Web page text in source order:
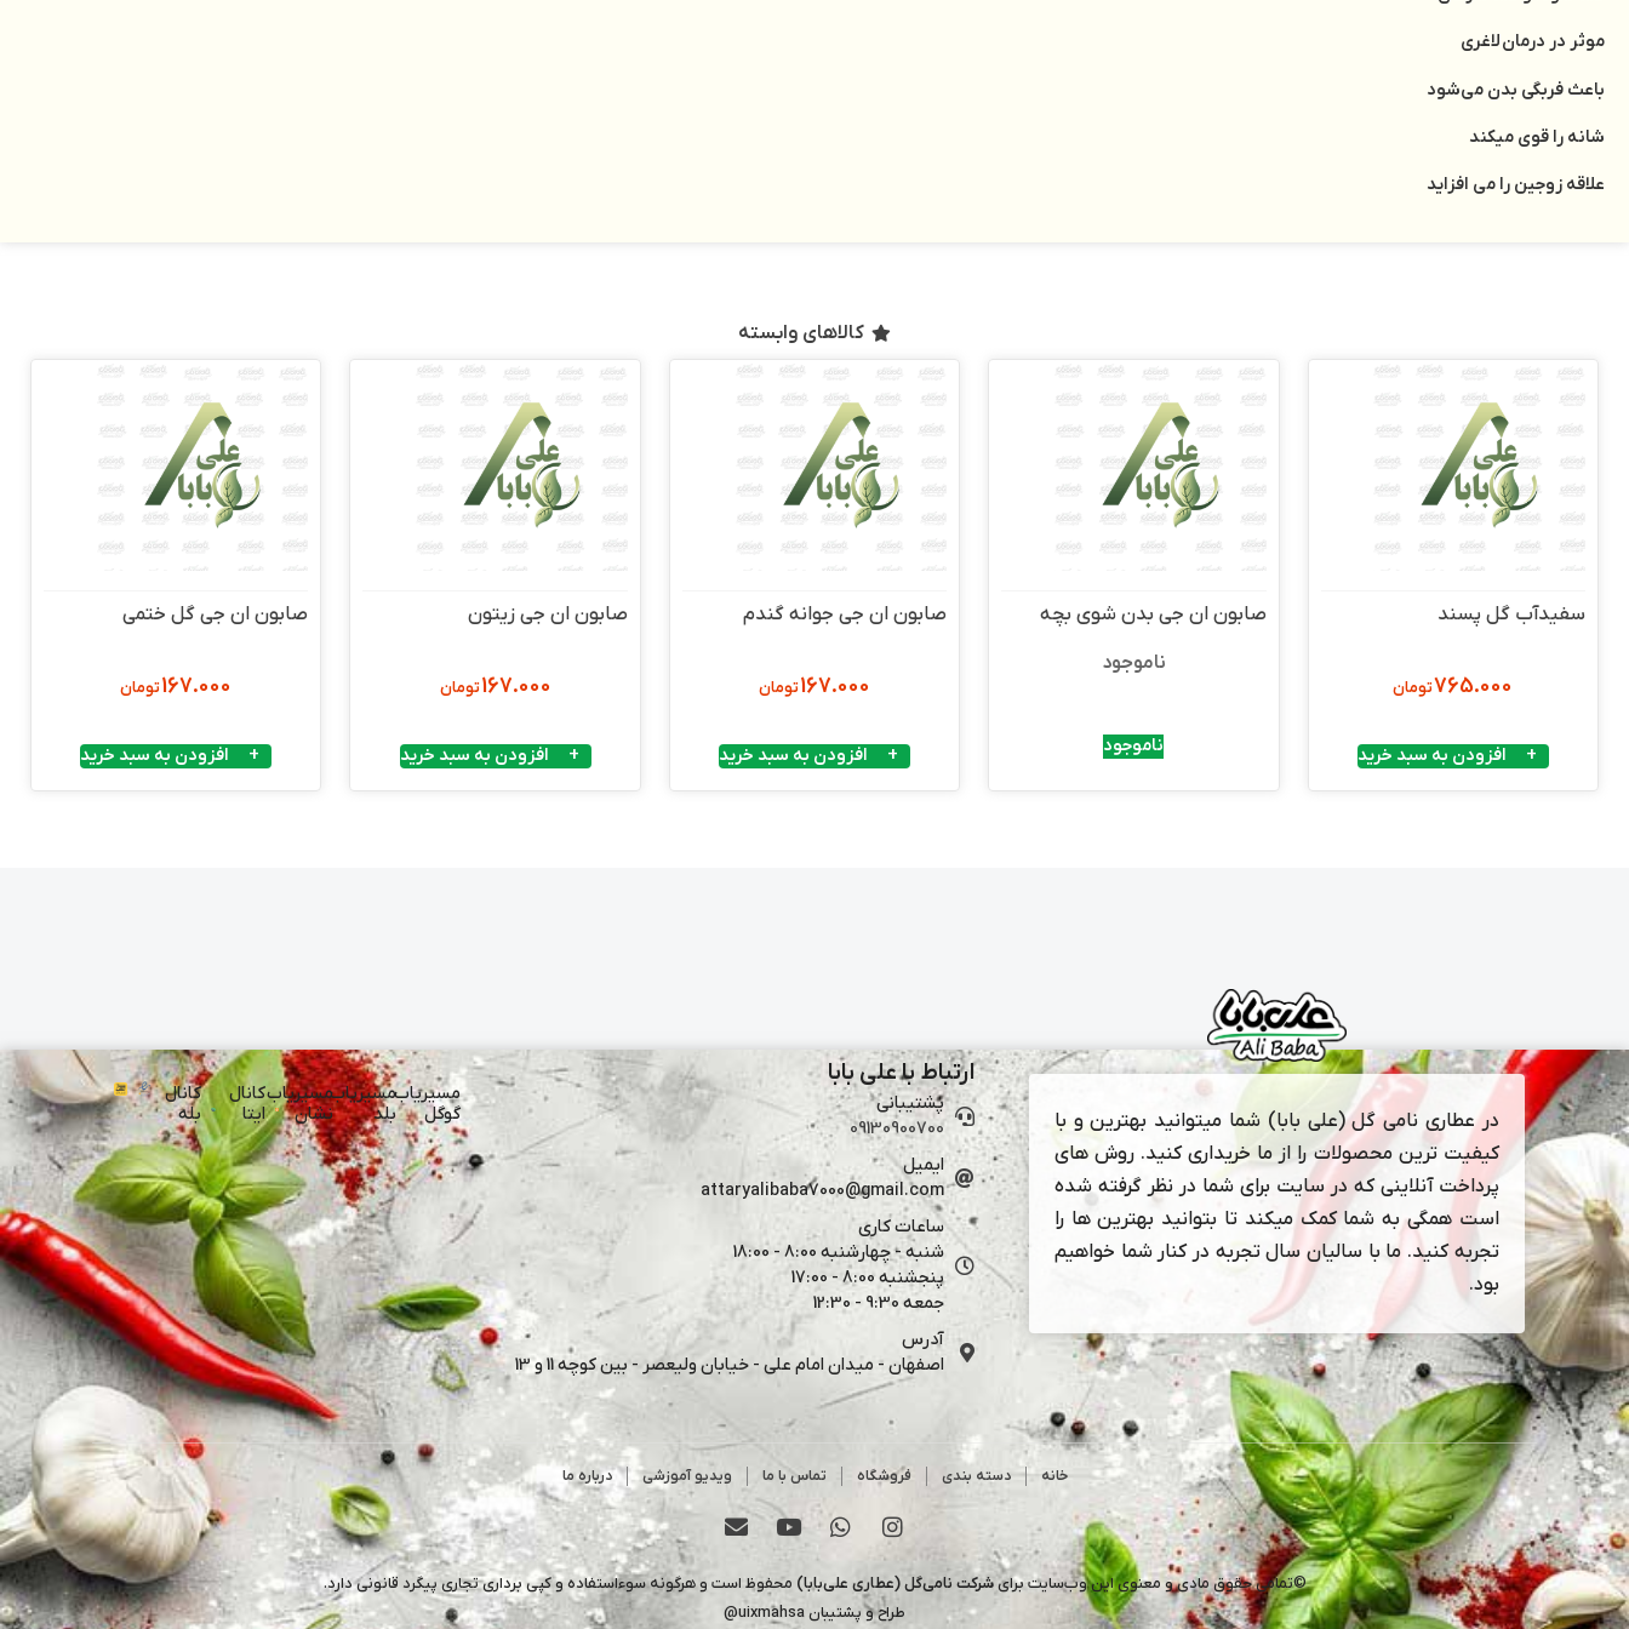
موثر در درمان لاغری
باعث فربگی بدن می‌شود
شانه را قوی میکند
علاقه زوجین را می افزاید
کالاهای وابسته
سفیدآب گل پسند
765.000تومان
افزودن به سبد خرید
صابون ان جی بدن شوی بچه
ناموجود
ناموجود
صابون ان جی جوانه گندم
167.000تومان
افزودن به سبد خرید
صابون ان جی زیتون
167.000تومان
افزودن به سبد خرید
صابون ان جی گل ختمی
167.000تومان
افزودن به سبد خرید
در عطاری نامی گل (علی بابا) شما میتوانید بهترین و با
کیفیت ترین محصولات را از ما خریداری کنید. روش های
پرداخت آنلاینی که در سایت برای شما در نظر گرفته شده
است همگی به شما کمک میکند تا بتوانید بهترین ها را
تجربه کنید. ما با سالیان سال تجربه در کنار شما خواهیم
بود.
ارتباط با علی بابا
پشتیبانی
09130900700
ایمیل
attaryalibaba7000@gmail.com
ساعات کاری
شنبه - چهارشنبه 8:00 - 18:00
پنجشنبه 8:00 - 17:00
جمعه 9:30 - 12:30
آدرس
اصفهان - میدان امام علی - خیابان ولیعصر - بین کوچه 11 و 13
مسیریاب
گوگل
مسیریاب
بلد
مسیریاب
نشان
کانال
ایتا
کانال
بله
خانه دسته بندی فروشگاه تماس با ما ویدیو آموزشی درباره ما
©تمامی حقوق مادی و معنوی این وب‌سایت برایشرکت نامی‌گل (عطاری علی‌بابا) محفوظ است و هرگونه سوءاستفاده و کپی برداری تجاری پیگرد قانونی دارد.
طراح و پشتیبانuixmahsa@